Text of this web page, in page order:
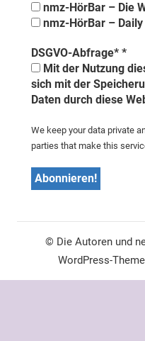
nmz-HörBar – Die
nmz-HörBar – Daily
DSGVO-Abfrage* *
Mit der Nutzung
sich mit der
Daten durch diese
We keep your data private
parties that make this
© Die Autoren und
WordPress-